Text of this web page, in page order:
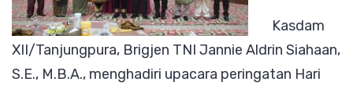
Kasdam
XII/Tanjungpura, Brigjen TNI Jannie Aldrin Siahaan,
S.E., M.B.A., menghadiri upacara peringatan Hari